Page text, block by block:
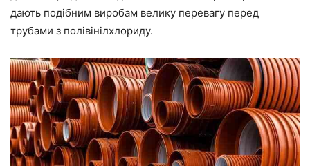
дають подібним виробам велику перевагу перед
трубами з полівінілхлориду.